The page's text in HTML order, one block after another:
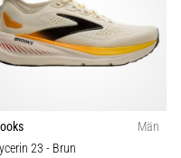
Män
23 - Brun